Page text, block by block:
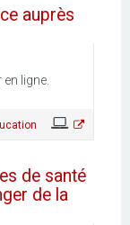
auprès
ligne.
de santé
de la